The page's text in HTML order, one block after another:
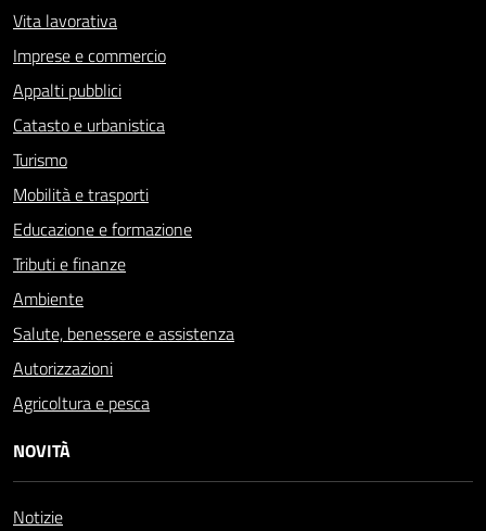
Vita lavorativa
Imprese e commercio
Appalti pubblici
Catasto e urbanistica
Turismo
Mobilità e trasporti
Educazione e formazione
Tributi e finanze
Ambiente
Salute, benessere e assistenza
Autorizzazioni
Agricoltura e pesca
NOVITÀ
Notizie